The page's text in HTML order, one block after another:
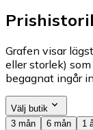
Grafen visar
eller storlek)
begagnat ingår
Välj butik
3 mån
6 mån 1